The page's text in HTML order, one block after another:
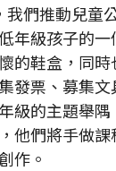
們推動兒童
年級孩子的
的鞋盒，同
發票、募集
級的主題舉
他們將手做
作。